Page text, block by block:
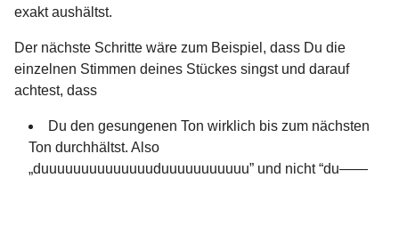
exakt aushältst.
Der nächste Schritte wäre zum Beispiel, dass Du die
einzelnen Stimmen deines Stückes singst und darauf
achtest, dass
Du den gesungenen Ton wirklich bis zum nächsten
Ton durchhältst. Also
„duuuuuuuuuuuuuuduuuuuuuuuuu” und nicht “du——